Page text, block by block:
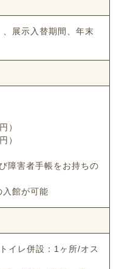
展示入替期間、年末
）
）
障害者手帳をお持ちの
館が可能
イレ併設：1ヶ所/オス